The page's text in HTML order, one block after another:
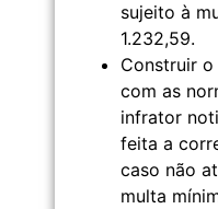
sujeito à
1.232,59.
Construir
com as
infrator
feita a
caso não
multa